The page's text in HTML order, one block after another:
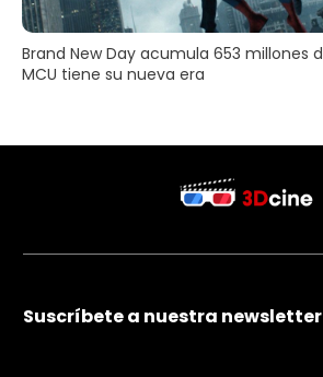
Brand New Day acumula 653 millones
MCU tiene su nueva era
Suscríbete a nuestra newsletter